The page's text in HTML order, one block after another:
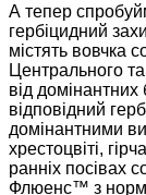
А тепер
гербіцидний
містять вовчка
Центрального
від
відповідний
домінантними
хрестоцвіті,
ранніх посівах
Флюенс™ з